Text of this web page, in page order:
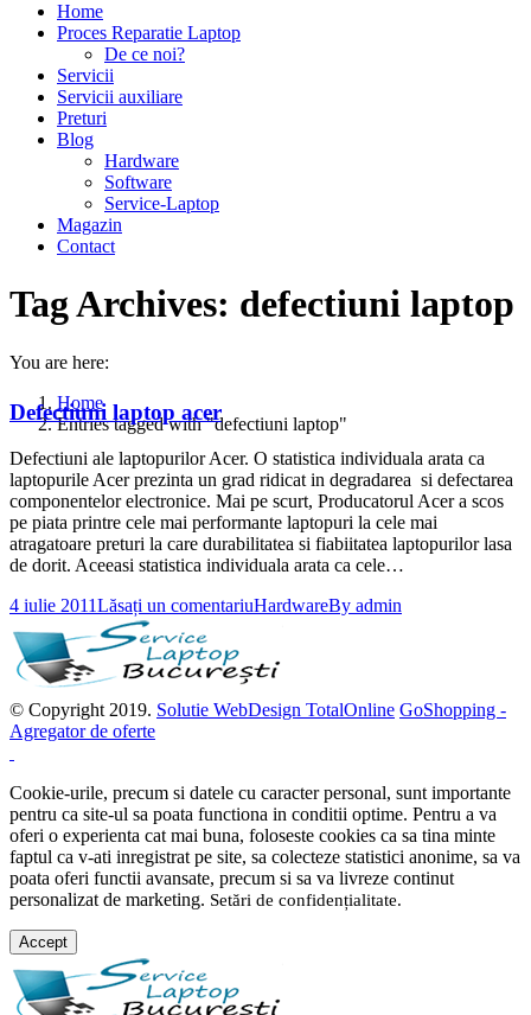
Home
Proces Reparatie Laptop
De ce noi?
Servicii
Servicii auxiliare
Preturi
Blog
Hardware
Software
Service-Laptop
Magazin
Contact
Tag Archives: defectiuni laptop
You are here:
Home
Entries tagged with "defectiuni laptop"
Defectiuni laptop acer
Defectiuni ale laptopurilor Acer. O statistica individuala arata ca
laptopurile Acer prezinta un grad ridicat in degradarea si defectarea
componentelor electronice. Mai pe scurt, Producatorul Acer a scos
pe piata printre cele mai performante laptopuri la cele mai
atragatoare preturi la care durabilitatea si fiabiitatea laptopurilor lasa
de dorit. Aceeasi statistica individuala arata ca cele…
4 iulie 2011Lăsați un comentariuHardwareBy admin
© Copyright 2019. Solutie WebDesign TotalOnline GoShopping -
Agregator de oferte
Cookie-urile, precum si datele cu caracter personal, sunt importante
pentru ca site-ul sa poata functiona in conditii optime. Pentru a va
oferi o experienta cat mai buna, foloseste cookies ca sa tina minte
faptul ca v-ati inregistrat pe site, sa colecteze statistici anonime, sa va
poata oferi functii avansate, precum si sa va livreze continut
personalizat de marketing. Setări de confidențialitate.
Accept